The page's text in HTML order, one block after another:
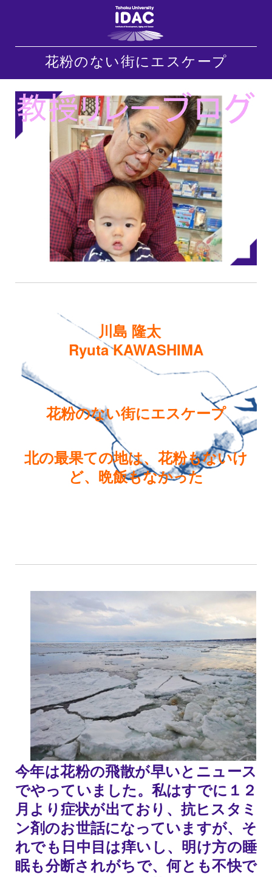
花粉のない街にエスケープ
川島 隆太
Ryuta KAWASHIMA
花粉のない街にエスケープ
北の最果ての地は、花粉もないけ
ど、晩飯もなかった
今年は花粉の飛散が早いとニュース
でやっていました。私はすでに１２
月より症状が出ており、抗ヒスタミ
ン剤のお世話になっていますが、そ
れでも日中目は痒いし、明け方の睡
眠も分断されがちで、何とも不快で